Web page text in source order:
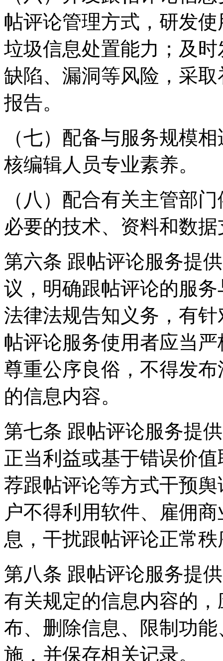
帖评论管理方式，研发
垃圾信息处置能力；及
缺陷、漏洞等风险，采
报告。
（七）配备与服务规模
核编辑人员专业素养。
（八）配合有关主管部
必要的技术、资料和数
第六条 跟帖评论服务提
议，明确跟帖评论的服
法律法规告知义务，有
帖评论服务使用者应当
尊重公序良俗，不得发
的信息内容。
第七条 跟帖评论服务提
正当利益或基于错误价
荐跟帖评论等方式干预
户不得利用软件、雇佣
息，干扰跟帖评论正常
第八条 跟帖评论服务提
有关规定的信息内容的
布、删除信息、限制功
施，并保存相关记录。